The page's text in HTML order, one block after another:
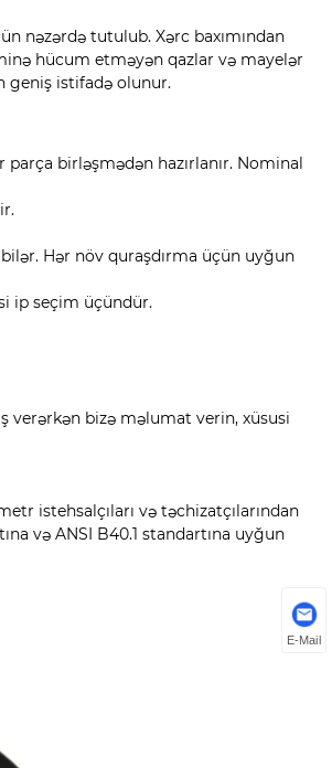
nəzərdə tutulub. Xərc baxımından
hücum etməyən qazlar və mayelər
geniş istifadə olunur.
birləşmədən hazırlanır. Nominal
Hər növ quraşdırma üçün uyğun
ip seçim üçündür.
verərkən bizə məlumat verin, xüsusi
istehsalçıları və təchizatçılarından
və ANSI B40.1 standartına uyğun
E-Mail